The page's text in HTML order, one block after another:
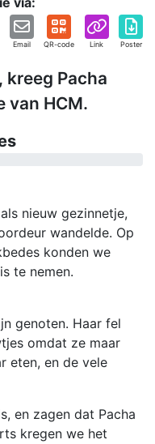
Email QR-code Link Poster
kreeg Pacha
van HCM.
nieuw gezinnetje,
wandelde. Op
konden we
te nemen.
genoten. Haar fel
omdat ze maar
eten, en de vele
en zagen dat Pacha
kregen we het